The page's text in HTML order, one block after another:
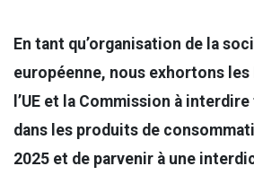
En tant qu’organisation de la
européenne, nous exhortons les
l’UE et la Commission à
dans les produits de
2025 et de parvenir à une